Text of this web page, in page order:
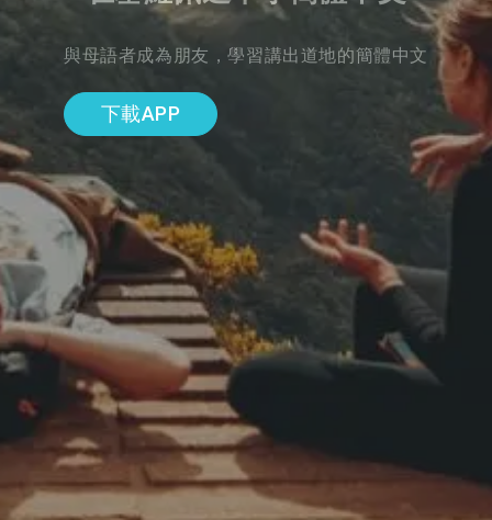
與母語者成為朋友，學習講出道地的簡體中文
下載APP